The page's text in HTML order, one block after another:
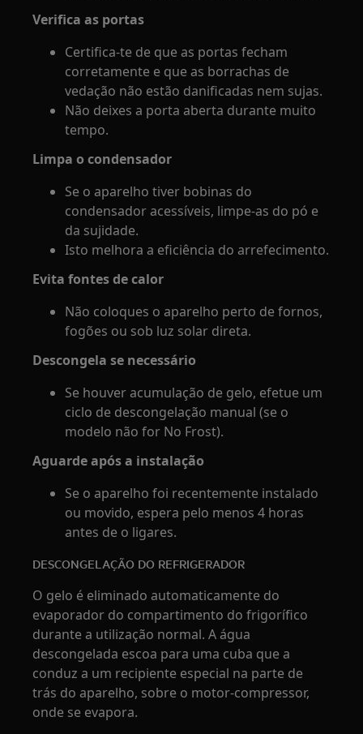
Verifica as portas
Certifica-te de que as portas fecham
corretamente e que as borrachas de
vedação não estão danificadas nem sujas.
Não deixes a porta aberta durante muito
tempo.
Limpa o condensador
Se o aparelho tiver bobinas do
condensador acessíveis, limpe-as do pó e
da sujidade.
Isto melhora a eficiência do arrefecimento.
Evita fontes de calor
Não coloques o aparelho perto de fornos,
fogões ou sob luz solar direta.
Descongela se necessário
Se houver acumulação de gelo, efetue um
ciclo de descongelação manual (se o
modelo não for No Frost).
Aguarde após a instalação
Se o aparelho foi recentemente instalado
ou movido, espera pelo menos 4 horas
antes de o ligares.
DESCONGELAÇÃO DO REFRIGERADOR
O gelo é eliminado automaticamente do
evaporador do compartimento do frigorífico
durante a utilização normal. A água
descongelada escoa para uma cuba que a
conduz a um recipiente especial na parte de
trás do aparelho, sobre o motor-compressor,
onde se evapora.